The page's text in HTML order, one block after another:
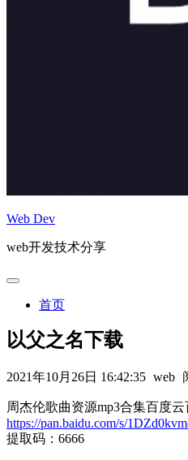
Web Dev
web开发技术分享
首页
以父之名下载
2021年10月26日 16:42:35 web
周杰伦歌曲资源mp3合集百度
https://pan.baidu.com/s/
提取码：6666